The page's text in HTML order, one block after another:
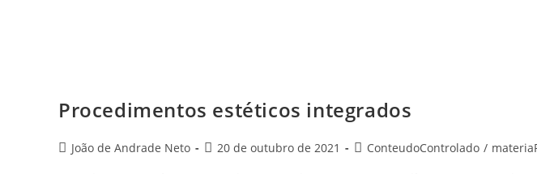
Procedimentos estéticos integrados
João de Andrade Neto 20 de outubro de 2021 ConteudoControlado /